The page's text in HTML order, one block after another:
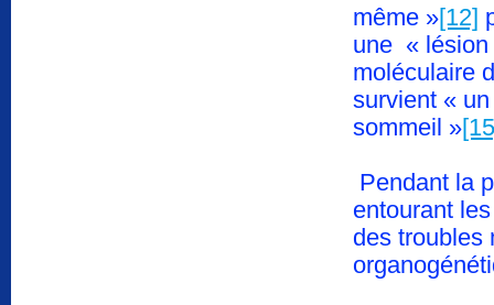
même »[12]
une « lésion
moléculaire
survient «
sommeil »
Pendant la
entourant
des troubles